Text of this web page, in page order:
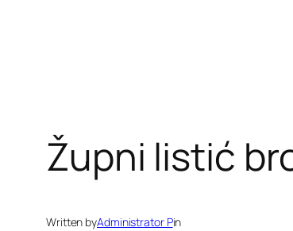
Župni listić
Written byAdministrator Pin